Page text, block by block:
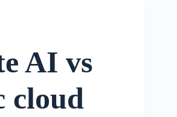
AI vs
cloud